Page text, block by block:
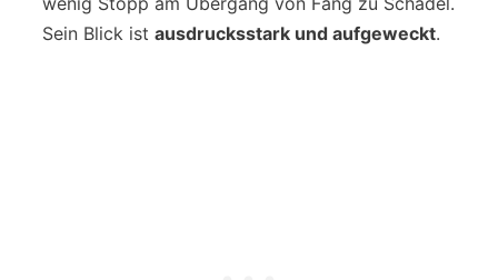
Sein Blick ist ausdrucksstark und aufgeweckt.